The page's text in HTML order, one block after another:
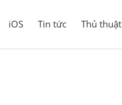
iOS Tin tức Thủ thuật